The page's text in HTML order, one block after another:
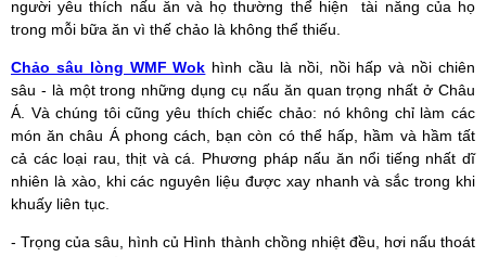
người yêu thích nấu ăn và họ thường thể hiện tài năng của họ
trong mỗi bữa ăn vì thế chảo là không thể thiếu.
Chảo sâu lòng WMF Wok hình cầu là nồi, nồi hấp và nồi chiên
sâu - là một trong những dụng cụ nấu ăn quan trọng nhất ở Châu
Á. Và chúng tôi cũng yêu thích chiếc chảo: nó không chỉ làm các
món ăn châu Á phong cách, bạn còn có thể hấp, hầm và hầm tất
cả các loại rau, thịt và cá. Phương pháp nấu ăn nổi tiếng nhất dĩ
nhiên là xào, khi các nguyên liệu được xay nhanh và sắc trong khi
khuấy liên tục.
- Trọng của sâu, hình củ Hình thành chồng nhiệt đều, hơi nấu thoát